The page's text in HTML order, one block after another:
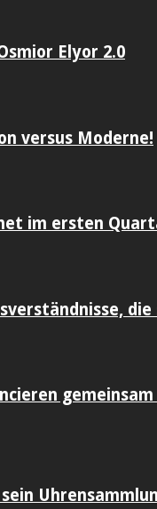
Elyor 2.0
versus Moderne!
im ersten